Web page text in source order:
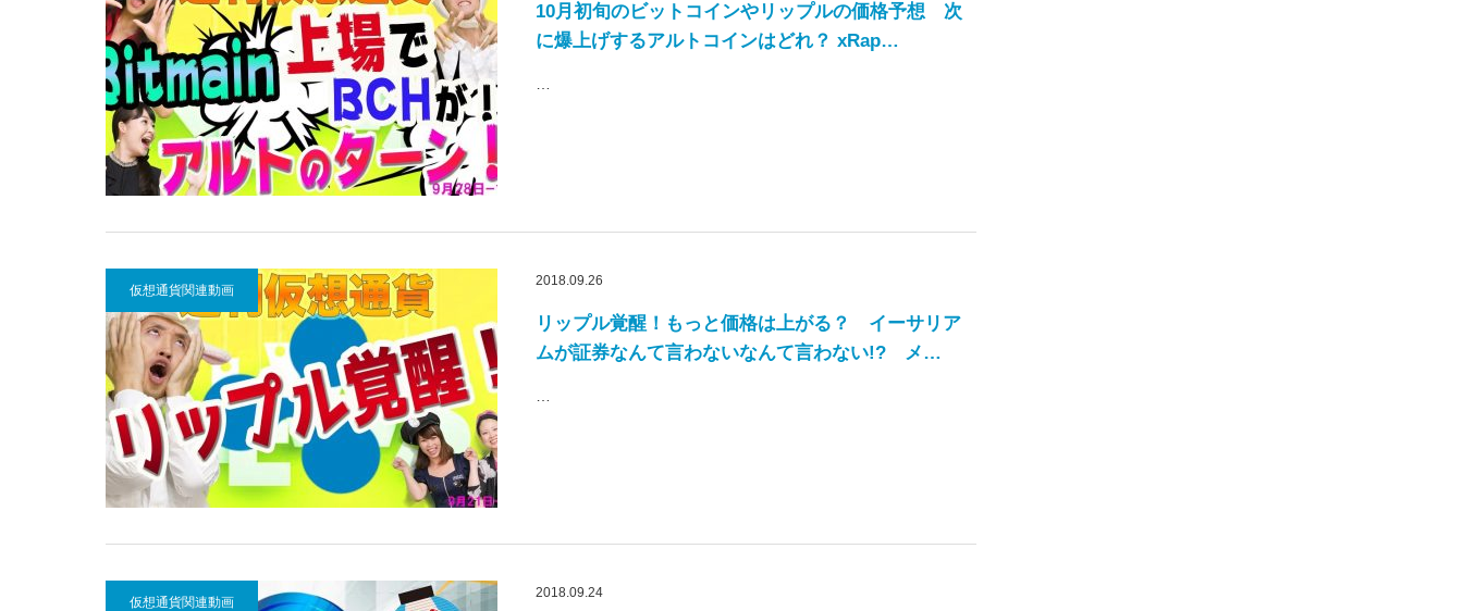
10月初旬のビットコインやリップルの価格予想 次
に爆上げするアルトコインはどれ？ xRap…
仮想通貨関連動画
2018.09.26
リップル覚醒！もっと価格は上がる？ イーサリア
ムが証券なんて言わないなんて言わない!? メ…
仮想通貨関連動画
2018.09.24